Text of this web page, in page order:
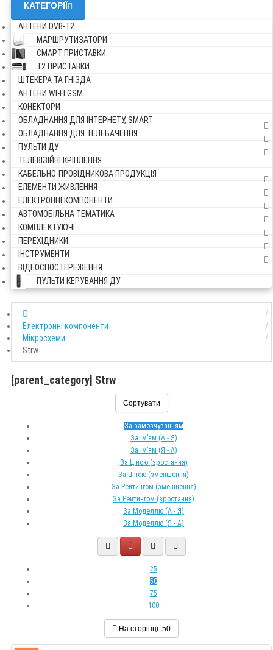
КАТЕГОРІЇ
АНТЕНИ DVB-Т2
МАРШРУТИЗАТОРИ
СМАРТ ПРИСТАВКИ
Т2 ПРИСТАВКИ
ШТЕКЕРА ТА ГНІЗДА
АНТЕНИ WI-FI GSM
КОНЕКТОРИ
ОБЛАДНАННЯ ДЛЯ ІНТЕРНЕТУ, SMART
ОБЛАДНАННЯ ДЛЯ ТЕЛЕБАЧЕННЯ
ПУЛЬТИ ДУ
ТЕЛЕВІЗІЙНІ КРІПЛЕННЯ
КАБЕЛЬНО-ПРОВІДНИКОВА ПРОДУКЦІЯ
ЕЛЕМЕНТИ ЖИВЛЕННЯ
ЕЛЕКТРОННІ КОМПОНЕНТИ
АВТОМОБІЛЬНА ТЕМАТИКА
КОМПЛЕКТУЮЧІ
ПЕРЕХІДНИКИ
ІНСТРУМЕНТИ
ВІДЕОСПОСТЕРЕЖЕННЯ
ПУЛЬТИ КЕРУВАННЯ ДУ
Електронні компоненти
Мікросхеми
Strw
[parent_category] Strw
Сортувати
За замовчуванням
За Ім’ям (A - Я)
За Ім’ям (Я - A)
За Ціною (зростання)
За Ціною (зменшення)
За Рейтингом (зменшення)
За Рейтингом (зростання)
За Моделлю (A - Я)
За Моделлю (Я - A)
25
50
75
100
На сторінці: 50